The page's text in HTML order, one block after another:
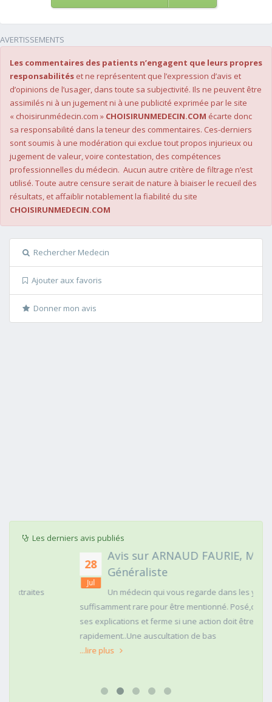
AVERTISSEMENTS
Les commentaires des patients n’engagent que leurs propres
responsabilités et ne représentent que l’expression d’avis et
d’opinions de l’usager, dans toute sa subjectivité. Ils ne peuvent être
assimilés ni à un jugement ni à une publicité exprimée par le site
« choisirunmédecin.com » CHOISIRUNMEDECIN.COM écarte donc
sa responsabilité dans la teneur des commentaires. Ces-derniers
sont soumis à une modération qui exclue tout propos injurieux ou
jugement de valeur, voire contestation, des compétences
professionnelles du médecin. Aucun autre critère de filtrage n’est
utilisé. Toute autre censure serait de nature à biaiser le recueil des
résultats, et affaiblir notablement la fiabilité du site
CHOISIRUNMEDECIN.COM
Rechercher Medecin
Ajouter aux favoris
Donner mon avis
Les derniers avis publiés
Avis sur ARNAUD FAURIE, Médecin
Généraliste
Un médecin qui vous regarde dans les yeux c'est
suffisamment rare pour être mentionné. Posé,clair dans
ses explications et ferme si une action doit être menée
rapidement..Une auscultation de bas